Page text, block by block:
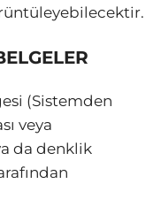
(Sistemden
veya
da denklik